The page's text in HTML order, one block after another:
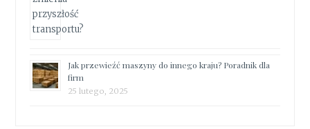
Jak przewieźć maszyny do innego kraju? Poradnik dla
firm
25 lutego, 2025